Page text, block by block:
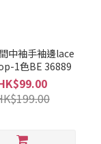
中袖手袖邊lace
1色BE 36889